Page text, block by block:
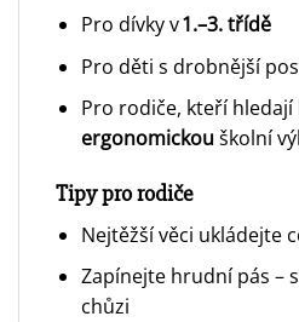
Pro dívky v1.–3. třídě
Pro děti s drobnější
Pro rodiče, kteří hledají
ergonomickouškolní
Tipy pro rodiče
Nejtěžší věci ukládejte
Zapínejte hrudní pás –
chůzi